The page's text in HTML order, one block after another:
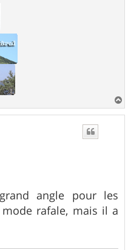
a
u
angle pour les
rafale, mais il a